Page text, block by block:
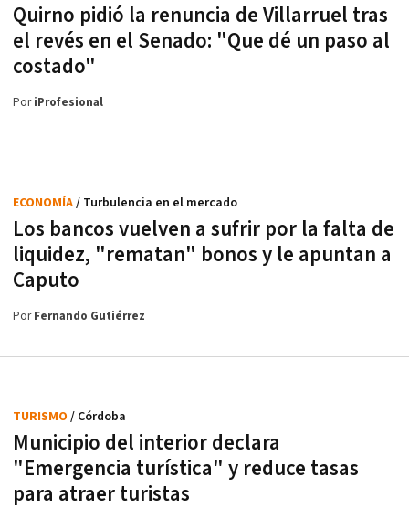
Quirno pidió la renuncia de Villarruel tras
el revés en el Senado: "Que dé un paso al
costado"
PoriProfesional
Los bancos vuelven a sufrir por la falta de
liquidez, "rematan" bonos y le apuntan a
Caputo
ECONOMÍA/ Turbulencia en el mercado
PorFernando Gutiérrez
Municipio del interior declara
"Emergencia turística" y reduce tasas
para atraer turistas
TURISMO / Córdoba